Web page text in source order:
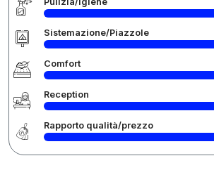
Sistemazione/Piazzole
Comfort
Reception
Rapporto qualità/prezzo